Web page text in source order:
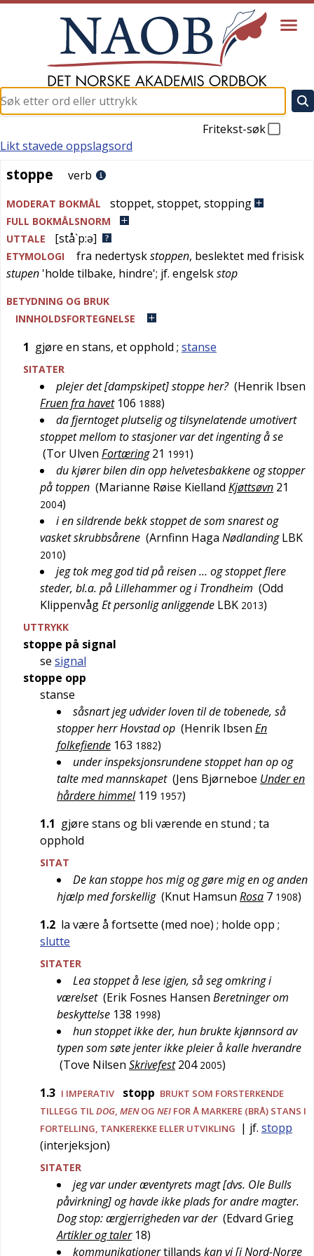
Fritekst-søk
stoppe
Likt stavede oppslagsord
stoppe verb
MODERAT BOKMÅL stoppet, stoppet, stopping
FULL BOKMÅLSNORM
UTTALE
[stå`p:ə]
ETYMOLOGI fra nedertyskstoppen, beslektet med frisisk
stupen 'holde tilbake, hindre'; jf. engelskstop
BETYDNING OG BRUK
INNHOLDSFORTEGNELSE
1 gjøre en stans, et opphold ; stanse
SITATER
plejer det [dampskipet] stoppe her? (Henrik Ibsen
Fruen fra havet 106 1888)
da fjerntoget plutselig og tilsynelatende umotivert
stoppet mellom to stasjoner var det ingenting å se
(Tor Ulven Fortæring 21 1991)
du kjører bilen din opp helvetesbakkene og stopper
på toppen (Marianne Røise Kielland Kjøttsøvn 21
2004)
i en sildrende bekk stoppet de som snarest og
vasket skrubbsårene (Arnfinn Haga Nødlanding LBK
2010)
jeg tok meg god tid på reisen … og stoppet flere
steder, bl.a. på Lillehammer og i Trondheim (Odd
KlippenvågEt personlig anliggende LBK 2013)
UTTRYKK
stoppe på signal
se signal
stoppe opp
stanse
såsnart jeg udvider loven til de tobenede, så
stopper herr Hovstad op (Henrik Ibsen En
folkefiende 163 1882)
under inspeksjonsrundene stoppet han op og
talte med mannskapet (Jens Bjørneboe Under en
hårdere himmel 119 1957)
1.1 gjøre stans og bli værende en stund ; ta
opphold
SITAT
De kan stoppe hos mig og gøre mig en og anden
hjælp med forskellig (Knut Hamsun Rosa 7 1908)
1.2 la være å fortsette (med noe) ; holde opp ;
slutte
SITATER
Lea stoppet å lese igjen, så seg omkring i
værelset (Erik Fosnes Hansen Beretninger om
beskyttelse 138 1998)
hun stoppet ikke der, hun brukte kjønnsord av
typen som søte jenter ikke pleier å kalle hverandre
(Tove Nilsen Skrivefest 204 2005)
1.3 I IMPERATIV stopp BRUKT SOM FORSTERKENDE
TILLEGG TILDOG, MENOG NEI FOR Å MARKERE (BRÅ) STANS I
FORTELLING, TANKEREKKE ELLER UTVIKLING
| jf. stopp
(interjeksjon)
SITATER
jeg var under æventyrets magt [dvs. Ole Bulls
påvirkning] og havde ikke plads for andre magter.
Dog stop: ærgjerrigheden var der (Edvard Grieg
Artikler og taler 18)
kommunikationertillands kan vi [i Nord-Norge